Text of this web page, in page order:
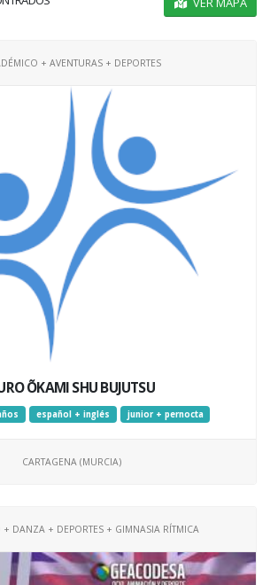
+ AVENTURAS + DEPORTES
ÕKAMI SHU BUJUTSU
español + inglés junior + pernocta
CARTAGENA (MURCIA)
+ DANZA + DEPORTES + GIMNASIA RÍTMICA